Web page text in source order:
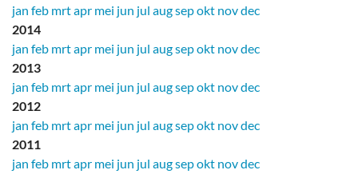
jan feb mrtapr mei jun jul augsepokt novdec
2014
jan feb mrtapr mei jun jul augsepokt novdec
2013
jan feb mrtapr mei jun jul augsepokt novdec
2012
jan feb mrtapr mei jun jul augsepokt novdec
2011
jan feb mrtapr mei jun jul augsepokt novdec